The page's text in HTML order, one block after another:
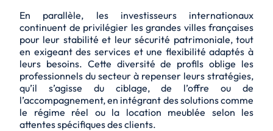
En parallèle, les investisseurs internationaux
continuent de privilégier les grandes villes françaises
pour leur stabilité et leursécurité patrimoniale, tout
en exigeant des services et une flexibilité adaptés à
leurs besoins. Cette diversité de profils oblige les
professionnels du secteur à repenser leurs stratégies,
qu’il s’agisse du ciblage, de l’offre ou de
l’accompagnement, en intégrant des solutions comme
le régime réel ou la location meublée selon les
attentes spécifiques des clients.